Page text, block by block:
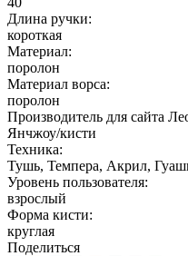
Длина ручки:
короткая
Материал:
поролон
Материал ворса:
поролон
Производитель для сайта
Янчжоу/кисти
Техника:
Тушь, Темпера, Акрил,
Уровень пользователя:
взрослый
Форма кисти:
круглая
Поделиться